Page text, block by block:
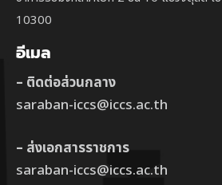
10300
อีเมล
– ติดต่อส่วนกลาง
saraban-iccs@iccs.ac.th
– ส่งเอกสารราชการ
saraban-iccs@iccs.ac.th